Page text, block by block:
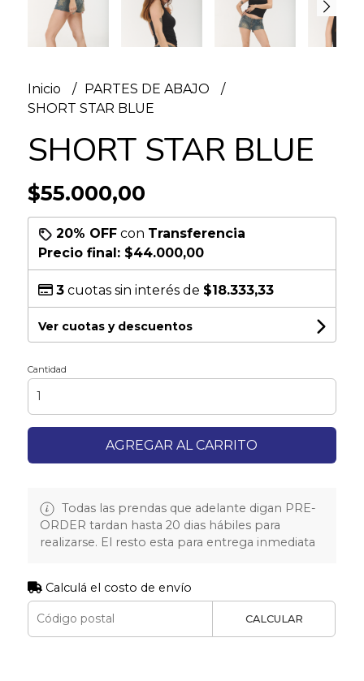
Inicio
PARTES DE ABAJO
SHORT STAR BLUE
SHORT STAR BLUE
$55.000,00
20% OFFcon Transferencia
Precio final: $44.000,00
3cuotas sin interés de $18.333,33
Ver cuotas y descuentos
Cantidad
AGREGAR AL CARRITO
Todas las prendas que adelante digan PRE-
ORDER tardan hasta 20 dias hábiles para
realizarse. El resto esta para entrega inmediata
Calculá el costo de envío
CALCULAR